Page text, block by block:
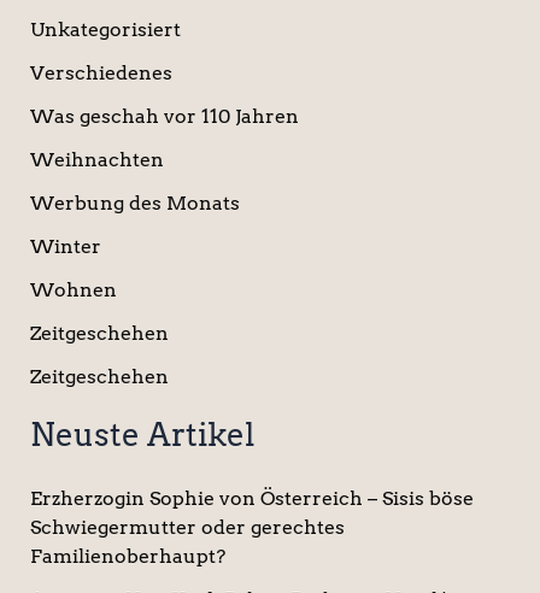
Unkategorisiert
Verschiedenes
Was geschah vor 110 Jahren
Weihnachten
Werbung des Monats
Winter
Wohnen
Zeitgeschehen
Zeitgeschehen
Neuste Artikel
Erzherzogin Sophie von Österreich – Sisis böse
Schwiegermutter oder gerechtes
Familienoberhaupt?